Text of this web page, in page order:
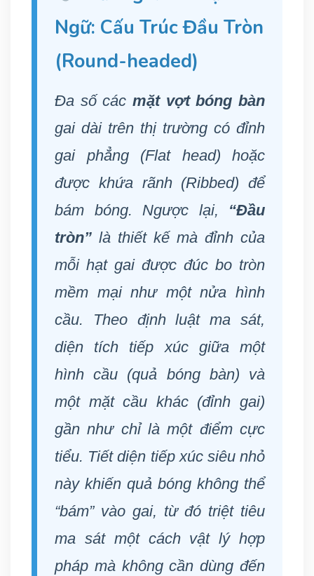
Ngữ: Cấu Trúc Đầu Tròn
(Round-headed)
Đa số các mặt vợt bóng bàn
gai dài trên thị trường có đỉnh
gai phẳng (Flat head) hoặc
được khứa rãnh (Ribbed) để
bám bóng. Ngược lại, “Đầu
tròn” là thiết kế mà đỉnh của
mỗi hạt gai được đúc bo tròn
mềm mại như một nửa hình
cầu. Theo định luật ma sát,
diện tích tiếp xúc giữa một
hình cầu (quả bóng bàn) và
một mặt cầu khác (đỉnh gai)
gần như chỉ là một điểm cực
tiểu. Tiết diện tiếp xúc siêu nhỏ
này khiến quả bóng không thể
“bám” vào gai, từ đó triệt tiêu
ma sát một cách vật lý hợp
pháp mà không cần dùng đến